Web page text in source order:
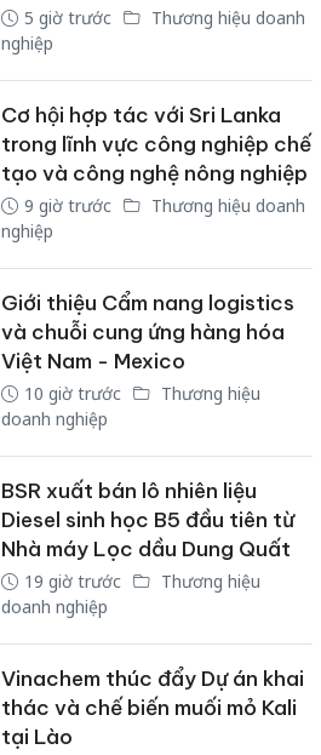
5 giờ trước
Thương hiệu doanh
nghiệp
Cơ hội hợp tác với Sri Lanka
trong lĩnh vực công nghiệp chế
tạo và công nghệ nông nghiệp
9 giờ trước
Thương hiệu doanh
nghiệp
Giới thiệu Cẩm nang logistics
và chuỗi cung ứng hàng hóa
Việt Nam - Mexico
10 giờ trước
Thương hiệu
doanh nghiệp
BSR xuất bán lô nhiên liệu
Diesel sinh học B5 đầu tiên từ
Nhà máy Lọc dầu Dung Quất
19 giờ trước
Thương hiệu
doanh nghiệp
Vinachem thúc đẩy Dự án khai
thác và chế biến muối mỏ Kali
tại Lào